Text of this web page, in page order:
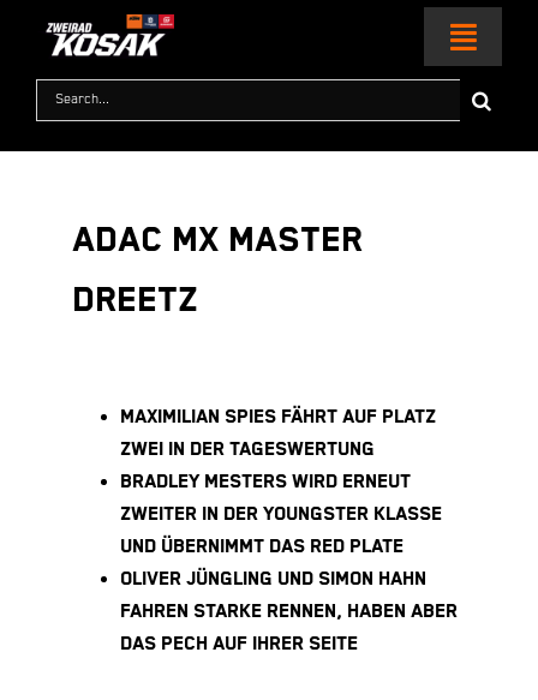
springen
Suche
nach:
ADAC MX MASTER
DREETZ
MAXIMILIAN SPIES FÄHRT AUF PLATZ
ZWEI IN DER TAGESWERTUNG
BRADLEY MESTERS WIRD ERNEUT
ZWEITER IN DER YOUNGSTER KLASSE
UND ÜBERNIMMT DAS RED PLATE
OLIVER JÜNGLING UND SIMON HAHN
FAHREN STARKE RENNEN, HABEN ABER
DAS PECH AUF IHRER SEITE